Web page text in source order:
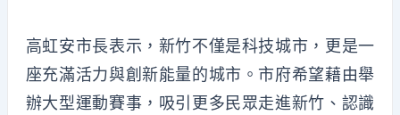
高虹安市長表示，新竹不僅是科技城市，更是一
座充滿活力與創新能量的城市。市府希望藉由舉
辦大型運動賽事，吸引更多民眾走進新竹、認識